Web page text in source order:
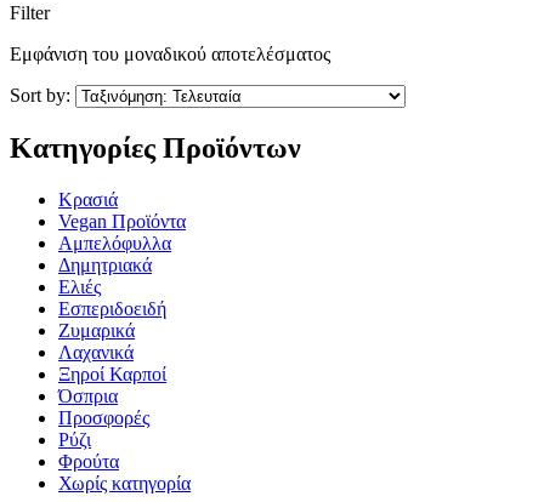
Filter
Εμφάνιση του μοναδικού αποτελέσματος
Sort by:
Κατηγορίες Προϊόντων
Kρασιά
Vegan Προϊόντα
Αμπελόφυλλα
Δημητριακά
Ελιές
Εσπεριδοειδή
Ζυμαρικά
Λαχανικά
Ξηροί Καρποί
Όσπρια
Προσφορές
Ρύζι
Φρούτα
Χωρίς κατηγορία